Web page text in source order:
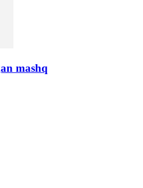
mashq